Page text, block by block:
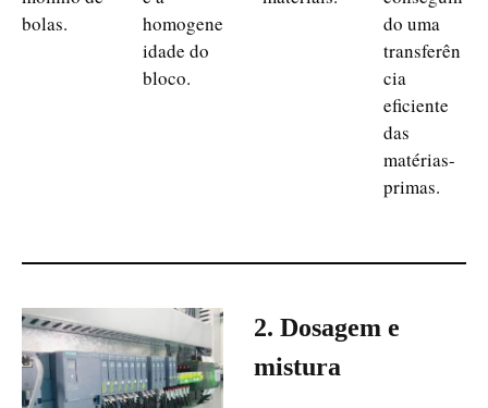
bolas.
homogene
idade do
bloco.
do uma
transferên
cia
eficiente
das
matérias-
primas.
2. Dosagem e
mistura